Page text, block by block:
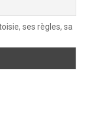
ses règles, sa